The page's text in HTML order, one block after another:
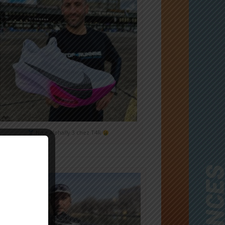
Nike Alphafly 3 chez T4R